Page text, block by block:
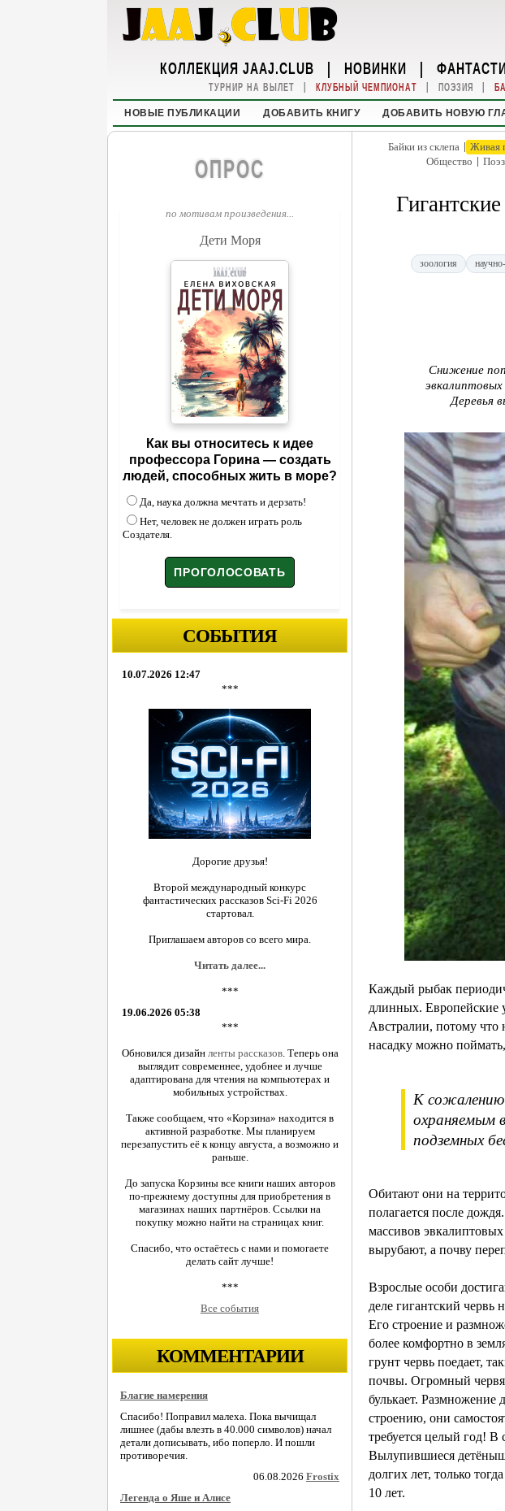
КОЛЛЕКЦИЯ JAAJ.CLUB | НОВИНКИ |
ТУРНИР НА ВЫЛЕТ | КЛУБНЫЙ ЧЕМПИОНАТ | ПОЭЗИЯ |
НОВЫЕ ПУБЛИКАЦИИ ДОБАВИТЬ КНИГУ ДОБАВИТЬ НОВУЮ
ОПРОС
по мотивам произведения...
Дети Моря
Как вы относитесь к идее
профессора Горина — создать
людей, способных жить в море?
Да, наука должна мечтать и дерзать!
Нет, человек не должен играть роль
Создателя.
СОБЫТИЯ
10.07.2026 12:47
***
Дорогие друзья!
Второй международный конкурс
фантастических рассказов Sci-Fi 2026
стартовал.
Приглашаем авторов со всего мира.
Читать далее...
***
19.06.2026 05:38
***
Обновился дизайн ленты рассказов. Теперь она
выглядит современнее, удобнее и лучше
адаптирована для чтения на компьютерах и
мобильных устройствах.
Также сообщаем, что «Корзина» находится в
активной разработке. Мы планируем
перезапустить её к концу августа, а возможно и
раньше.
До запуска Корзины все книги наших авторов
по-прежнему доступны для приобретения в
магазинах наших партнёров. Ссылки на
покупку можно найти на страницах книг.
Спасибо, что остаётесь с нами и помогаете
делать сайт лучше!
***
Все события
КОММЕНТАРИИ
Благие намерения
Спасибо! Поправил малеха. Пока вычищал
лишнее (дабы влезть в 40.000 символов) начал
детали дописывать, ибо поперло. И пошли
противоречия.
06.08.2026 Frostix
Легенда о Яше и Алисе
Байки из склепа | Живая
Общество |
зоология
Снижение
Деревья
Каждый рыбак
длинных. Европейские
Австралии, потому что
насадку можно
К сожалению
охраняемым
подземных
Обитают они на
полагается после
массивов
вырубают, а почву
Взрослые особи
деле гигантский червь
Его строение и
более комфортно в
грунт червь поедает,
почвы. Огромный
булькает.
строению, они
требуется целый год!
Вылупившиеся
долгих лет, только
10 лет.